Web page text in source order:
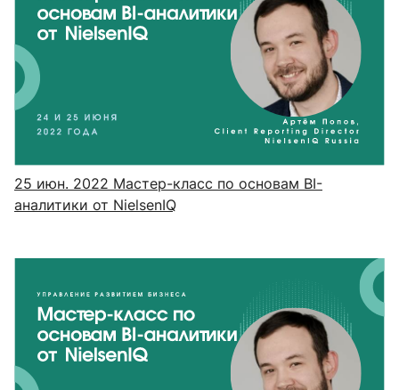
25 июн. 2022 Мастер-класс по основам BI-
аналитики от NielsenIQ